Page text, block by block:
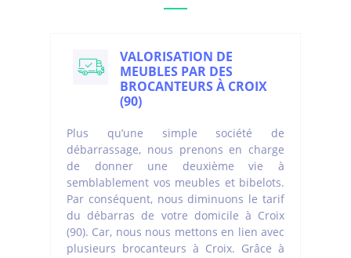
VALORISATION DE
MEUBLES PAR DES
BROCANTEURS À CROIX
(90)
Plus qu’une simple société de
débarrassage, nous prenons en charge
de donner une deuxième vie à
semblablement vos meubles et bibelots.
Par conséquent, nous diminuons le tarif
du débarras de votre domicile à Croix
(90). Car, nous nous mettons en lien avec
plusieurs brocanteurs à Croix. Grâce à